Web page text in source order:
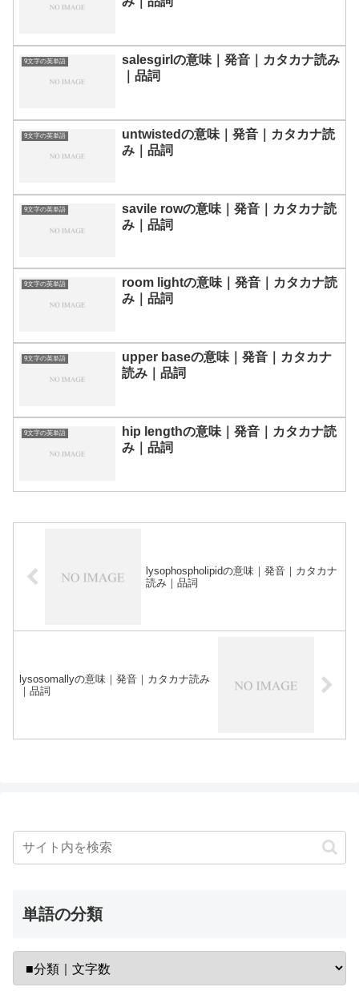
9文字の英単語
salesgirlの意味｜発音｜カタカナ読み
｜品詞
9文字の英単語
untwistedの意味｜発音｜カタカナ読
み｜品詞
9文字の英単語
savile rowの意味｜発音｜カタカナ読
み｜品詞
9文字の英単語
room lightの意味｜発音｜カタカナ読
み｜品詞
9文字の英単語
upper baseの意味｜発音｜カタカナ
読み｜品詞
9文字の英単語
hip lengthの意味｜発音｜カタカナ読
み｜品詞
lysophospholipidの意味｜発音｜カタカナ
読み｜品詞
lysosomallyの意味｜発音｜カタカナ読み
｜品詞
単語の分類